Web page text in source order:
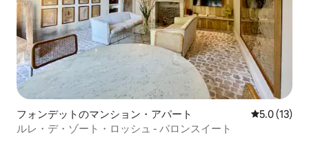
フォンデットのマンション・アパート レビュー13
5.0 (13)
ルレ・デ・ゾート・ロッシュ - バロンスイート